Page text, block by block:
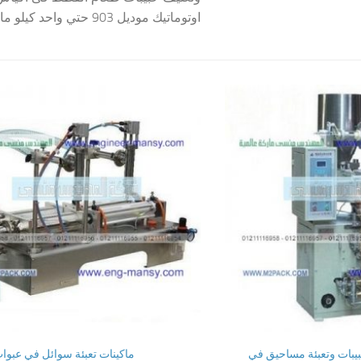
اوتوماتيك موديل 903 حتي واحد كيلو ماركة...
ماكينات تعبئة سوائل في وتعبئة مساحيق في